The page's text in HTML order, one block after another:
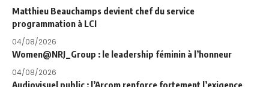
Matthieu Beauchamps devient chef du service
programmation à LCI
04/08/2026
Women@NRJ_Group : le leadership féminin à l’honneur
04/08/2026
Audiovisuel public : l’Arcom renforce fortement l’exigence